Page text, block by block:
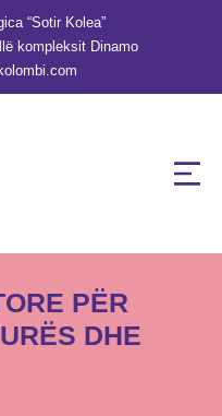
“Sotir Kolea”
kompleksit Dinamo
PËR
DHE